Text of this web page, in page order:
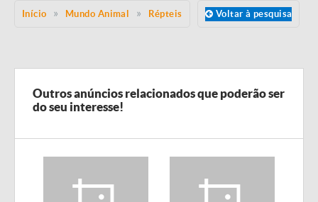
Início Mundo Animal Répteis Voltar à pesquisa
Outros anúncios relacionados que poderão ser
do seu interesse!